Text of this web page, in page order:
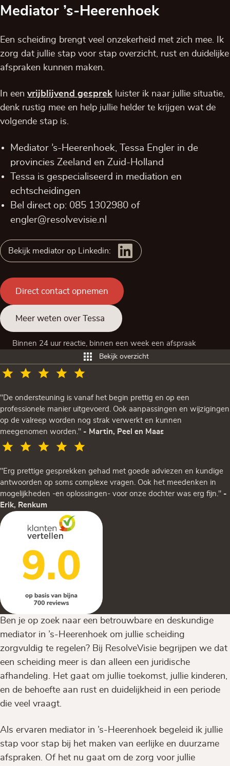
Mediator ’s-Heerenhoek
Een scheiding brengt veel onzekerheid met zich mee. Ik
zorg dat jullie stap voor stap overzicht, rust en duidelijke
afspraken kunnen maken.
In een vrijblijvend gesprek luister ik naar jullie situatie,
denk rustig mee en help jullie helder te krijgen wat de
volgende stap is.
Mediator ’s-Heerenhoek, Tessa Engler in de
provincies Zeeland en Zuid-Holland
Tessa is gespecialiseerd in mediation en
echtscheidingen
Bel direct op: 085 1302980 of
engler@resolvevisie.nl
Bekijk mediator op Linkedin:
Direct contact opnemen
Meer weten over Tessa
Binnen 24 uur reactie, binnen een week een afspraak
Bekijk overzicht
"De ondersteuning is vanaf het begin prettig en op een
professionele manier uitgevoerd. Ook aanpassingen en wijzigingen
op de valreep worden nog strak verwerkt en kunnen
meegenomen worden." - Martin, Peel en Maas
"Erg prettige gesprekken gehad met goede adviezen en kundige
antwoorden op soms complexe vragen. Ook het meedenken in
mogelijkheden -en oplossingen- voor onze dochter was erg fijn." -
Erik, Renkum
Ben je op zoek naar een betrouwbare en deskundige
mediator in ’s-Heerenhoek om jullie scheiding
zorgvuldig te regelen? Bij ResolveVisie begrijpen we dat
een scheiding meer is dan alleen een juridische
afhandeling. Het gaat om jullie toekomst, jullie kinderen,
en de behoefte aan rust en duidelijkheid in een periode
die veel vraagt.
Als ervaren mediator in ’s-Heerenhoek begeleid ik jullie
stap voor stap bij het maken van eerlijke en duurzame
afspraken. Of het nu gaat om de zorg voor jullie